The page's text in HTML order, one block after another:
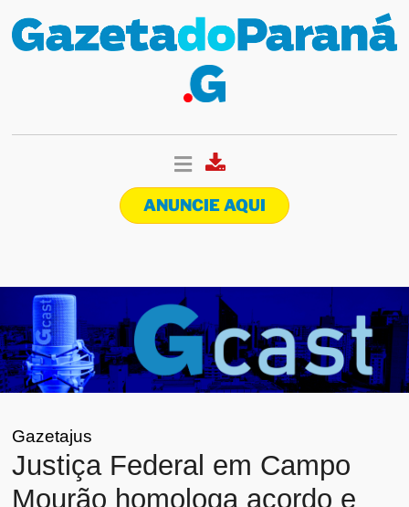
ANUNCIE AQUI
Gazetajus
Justiça Federal em Campo
Mourão homologa acordo e